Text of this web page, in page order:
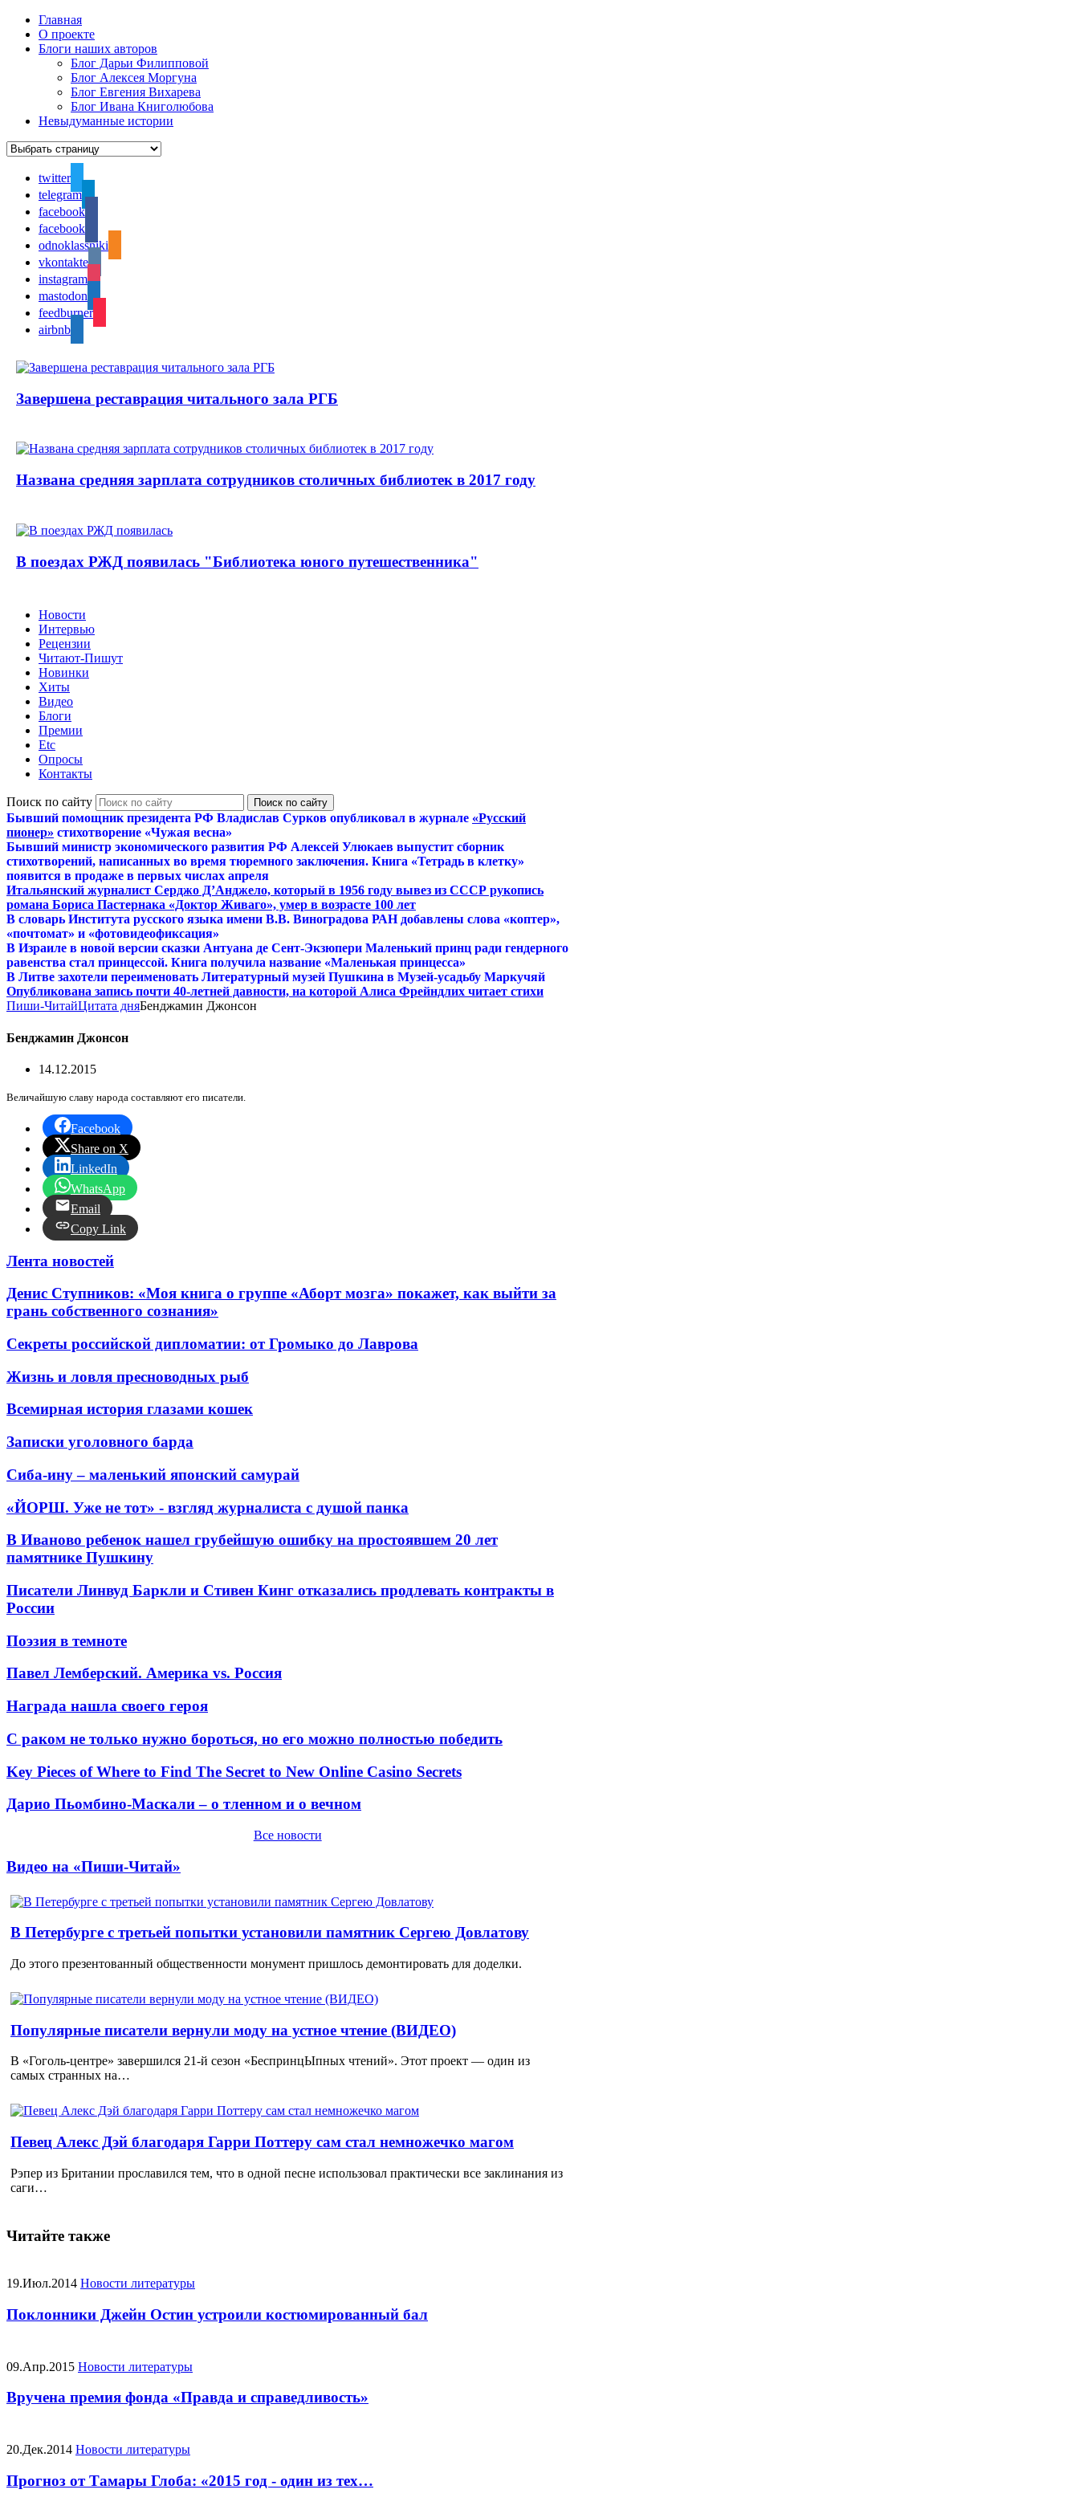
Главная
О проекте
Блоги наших авторов
Блог Дарьи Филипповой
Блог Алексея Моргуна
Блог Евгения Вихарева
Блог Ивана Книголюбова
Невыдуманные истории
twitter
telegram
facebook
facebook
odnoklassniki
vkontakte
instagram
mastodon
feedburner
airbnb
Завершена реставрация читального зала РГБ
Названа средняя зарплата сотрудников столичных библиотек в 2017 году
В поездах РЖД появилась "Библиотека юного путешественника"
Новости
Интервью
Рецензии
Читают-Пишут
Новинки
Хиты
Видео
Блоги
Премии
Etc
Опросы
Контакты
Поиск по сайту
Бывший помощник президента РФ Владислав Сурков опубликовал в журнале «Русский
пионер» стихотворение «Чужая весна»
Бывший министр экономического развития РФ Алексей Улюкаев выпустит сборник
стихотворений, написанных во время тюремного заключения. Книга «Тетрадь в клетку»
появится в продаже в первых числах апреля
Итальянский журналист Серджо Д’Анджело, который в 1956 году вывез из СССР рукопись
романа Бориса Пастернака «Доктор Живаго», умер в возрасте 100 лет
В словарь Института русского языка имени В.В. Виноградова РАН добавлены слова «коптер»,
«почтомат» и «фотовидеофиксация»
В Израиле в новой версии сказки Антуана де Сент-Экзюпери Маленький принц ради гендерного
равенства стал принцессой. Книга получила название «Маленькая принцесса»
В Литве захотели переименовать Литературный музей Пушкина в Музей-усадьбу Маркучяй
Опубликована запись почти 40-летней давности, на которой Алиса Фрейндлих читает стихи
Пиши-ЧитайЦитата дняБенджамин Джонсон
Бенджамин Джонсон
14.12.2015
Величайшую славу народа составляют его писатели.
Facebook
Share on X
LinkedIn
WhatsApp
Email
Copy Link
Лента новостей
Денис Ступников: «Моя книга о группе «Аборт мозга» покажет, как выйти за
грань собственного сознания»
Секреты российской дипломатии: от Громыко до Лаврова
Жизнь и ловля пресноводных рыб
Всемирная история глазами кошек
Записки уголовного барда
Сиба-ину – маленький японский самурай
«ЙОРШ. Уже не тот» - взгляд журналиста с душой панка
В Иваново ребенок нашел грубейшую ошибку на простоявшем 20 лет
памятнике Пушкину
Писатели Линвуд Баркли и Стивен Кинг отказались продлевать контракты в
России
Поэзия в темноте
Павел Лемберский. Америка vs. Россия
Награда нашла своего героя
С раком не только нужно бороться, но его можно полностью победить
Key Pieces of Where to Find The Secret to New Online Casino Secrets
Дарио Пьомбино-Маскали – о тленном и о вечном
Все новости
Видео на «Пиши-Читай»
В Петербурге с третьей попытки установили памятник Сергею Довлатову
До этого презентованный общественности монумент пришлось демонтировать для доделки.
Популярные писатели вернули моду на устное чтение (ВИДЕО)
В «Гоголь-центре» завершился 21-й сезон «БеспринцЫпных чтений». Этот проект — один из
самых странных на…
Певец Алекс Дэй благодаря Гарри Поттеру сам стал немножечко магом
Рэпер из Британии прославился тем, что в одной песне использовал практически все заклинания из
саги…
Читайте также
19.Июл.2014 Новости литературы
Поклонники Джейн Остин устроили костюмированный бал
09.Апр.2015 Новости литературы
Вручена премия фонда «Правда и справедливость»
20.Дек.2014 Новости литературы
Прогноз от Тамары Глоба: «2015 год - один из тех…